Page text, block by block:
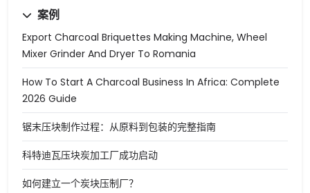
案例
Export Charcoal Briquettes Making Machine, Wheel
Mixer Grinder And Dryer To Romania
How To Start A Charcoal Business In Africa: Complete
2026 Guide
锯末压块制作过程：从原料到包装的完整指南
科特迪瓦压块炭加工厂成功启动
如何建立一个炭块压制厂？